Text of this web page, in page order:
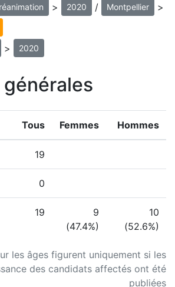
> 2020 / Montpellier >
> 2020
les âges figurent uniquement si les
des candidats affectés ont été
publiées
Tous Femmes Hommes
19
0
19
9
(47.4%)
10
(52.6%)